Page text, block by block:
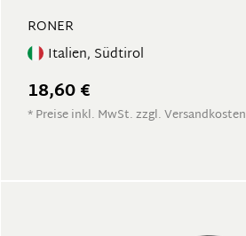
RONER
Italien, Südtirol
18,60 €
* Preise inkl. MwSt. zzgl. Versandkosten